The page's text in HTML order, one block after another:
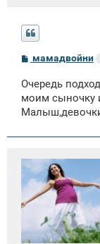
С
о
б
щ
е
н
е
мамадвойни
Очередь
моим сыночку